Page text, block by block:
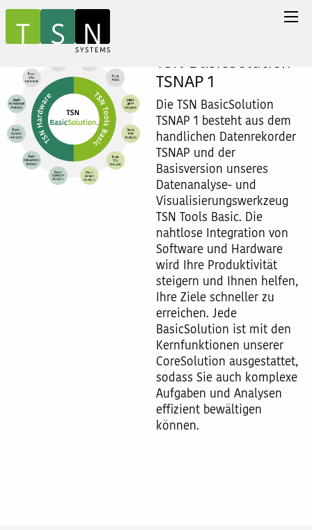
TSN BasicSolution
TSNAP 1
Die TSN BasicSolution
TSNAP 1 besteht aus dem
handlichen Datenrekorder
TSNAP und der
Basisversion unseres
Datenanalyse- und
Visualisierungswerkzeug
TSN Tools Basic. Die
nahtlose Integration von
Software und Hardware
wird Ihre Produktivität
steigern und Ihnen helfen,
Ihre Ziele schneller zu
erreichen. Jede
BasicSolution ist mit den
Kernfunktionen unserer
CoreSolution ausgestattet,
sodass Sie auch komplexe
Aufgaben und Analysen
effizient bewältigen
können.